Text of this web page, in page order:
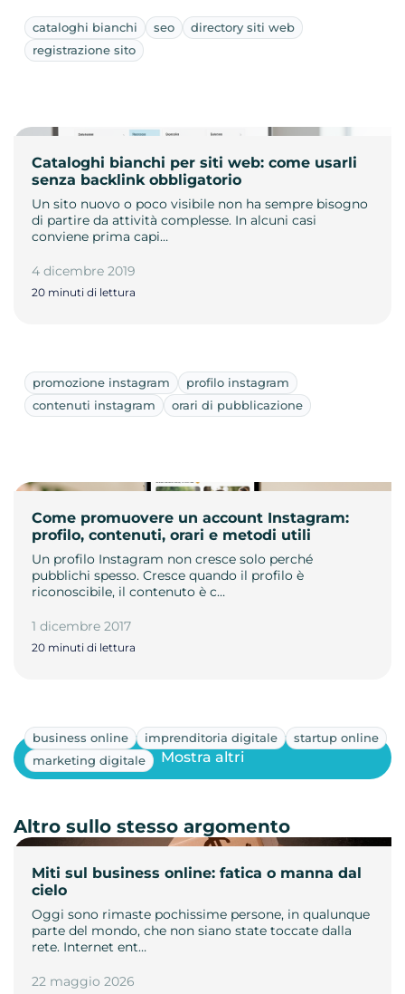
cataloghi bianchi seo
directory siti web
registrazione sito
Cataloghi bianchi per siti web: come usarli
senza backlink obbligatorio
Un sito nuovo o poco visibile non ha sempre bisogno
di partire da attività complesse. In alcuni casi
conviene prima capi…
4 dicembre 2019
20 minuti di lettura
promozione instagram
profilo instagram
contenuti instagram
orari di pubblicazione
Come promuovere un account Instagram:
profilo, contenuti, orari e metodi utili
Un profilo Instagram non cresce solo perché
pubblichi spesso. Cresce quando il profilo è
riconoscibile, il contenuto è c…
1 dicembre 2017
20 minuti di lettura
business online imprenditoria digitale
startup online
marketing digitale
Miti sul business online: fatica o manna dal
cielo
Oggi sono rimaste pochissime persone, in qualunque
parte del mondo, che non siano state toccate dalla
rete. Internet ent…
22 maggio 2026
Mostra altri
Altro sullo stesso argomento